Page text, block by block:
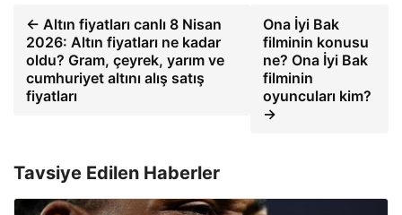
← Altın fiyatları canlı 8 Nisan
2026: Altın fiyatları ne kadar
oldu? Gram, çeyrek, yarım ve
cumhuriyet altını alış satış
fiyatları
Ona İyi Bak
filminin konusu
ne? Ona İyi Bak
filminin
oyuncuları kim?
→
Tavsiye Edilen Haberler